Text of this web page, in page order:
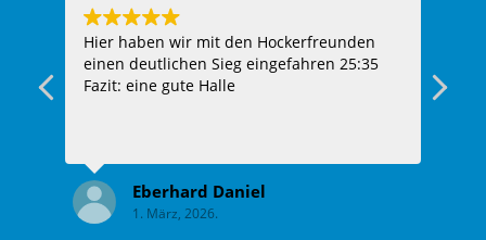
Hier haben wir mit den Hockerfreunden
einen deutlichen Sieg eingefahren 25:35
Fazit: eine gute Halle
Eberhard Daniel
1. März, 2026.